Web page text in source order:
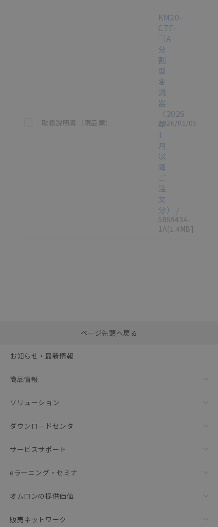
この資料を選択
取扱説明書（現品票）
KM20-
CTF-
□A
分
割
型
変
流
器
（2026
年
1
月
以
降
ご
注
文
分）
/
5869434-
1A[1.4MB]
2026/01/05
括ダウンロード
ページ先頭へ戻る
お知らせ・最新情報
商品情報
ソリューション
ダウンロードセンタ
サービスサポート
eラーニング・セミナ
オムロンの提供価値
販売ネットワーク